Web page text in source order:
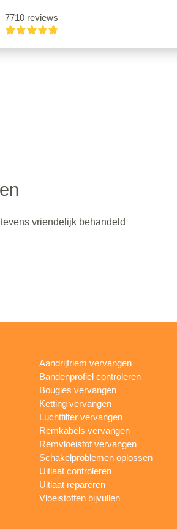
7710 reviews
vriendelijk behandeld
Aandrijfriem vervangen
Bandenprofiel controleren
Bougies vervangen
Ketting vervangen
Luchtfilter vervangen
Remkabels vervangen
Remvloeistof vervangen
Schakelproblemen oplossen
Uitlaat controleren
Uitlaat repareren
Vloeistoffen bijvullen